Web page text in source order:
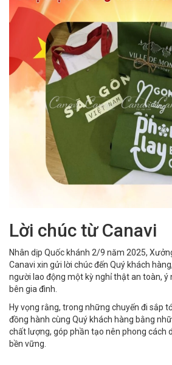
Lời chúc từ Canavi
Nhân dịp Quốc khánh 2/9 năm 2025,
Canavi xin gửi lời chúc đến Quý khách
người lao động một kỳ nghỉ thật an toàn, ý
bên gia đình.
Hy vọng rằng, trong những chuyến đi sắp
đồng hành cùng Quý khách hàng bằng
chất lượng, góp phần tạo nên phong cách
bền vững.